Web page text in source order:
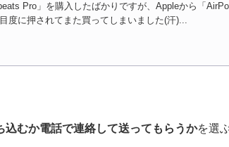
Pro」を購入したばかりですが、Appleから「
度に押されてまた買ってしまいました(汗)...
込むか電話で連絡して送ってもらうかを選